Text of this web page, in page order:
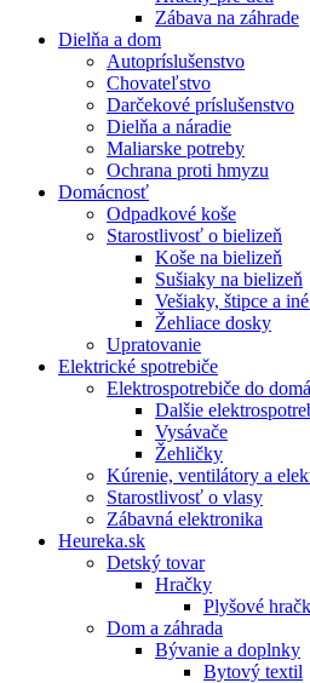
Zábava na záhrade
Dielňa a dom
Autopríslušenstvo
Chovateľstvo
Darčekové príslušenstvo
Dielňa a náradie
Maliarske potreby
Ochrana proti hmyzu
Domácnosť
Odpadkové koše
Starostlivosť o bielizeň
Koše na bielizeň
Sušiaky na bielizeň
Vešiaky, štipce a
Žehliace dosky
Upratovanie
Elektrické spotrebiče
Elektrospotrebiče do
Dalšie
Vysávače
Žehličky
Kúrenie, ventilátory a
Starostlivosť o vlasy
Zábavná elektronika
Heureka.sk
Detský tovar
Hračky
Plyšové
Dom a záhrada
Bývanie a doplnky
Bytový textil